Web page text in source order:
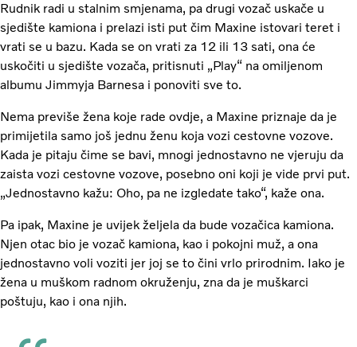
Rudnik radi u stalnim smjenama, pa drugi vozač uskače u
sjedište kamiona i prelazi isti put čim Maxine istovari teret i
vrati se u bazu. Kada se on vrati za 12 ili 13 sati, ona će
uskočiti u sjedište vozača, pritisnuti „Play“ na omiljenom
albumu Jimmyja Barnesa i ponoviti sve to.
Nema previše žena koje rade ovdje, a Maxine priznaje da je
primijetila samo još jednu ženu koja vozi cestovne vozove.
Kada je pitaju čime se bavi, mnogi jednostavno ne vjeruju da
zaista vozi cestovne vozove, posebno oni koji je vide prvi put.
„Jednostavno kažu: Oho, pa ne izgledate tako“, kaže ona.
Pa ipak, Maxine je uvijek željela da bude vozačica kamiona.
Njen otac bio je vozač kamiona, kao i pokojni muž, a ona
jednostavno voli voziti jer joj se to čini vrlo prirodnim. Iako je
žena u muškom radnom okruženju, zna da je muškarci
poštuju, kao i ona njih.